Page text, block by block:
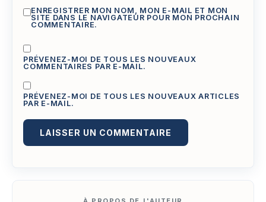
ENREGISTRER MON NOM, MON E-MAIL ET MON
SITE DANS LE NAVIGATEUR POUR MON PROCHAIN
COMMENTAIRE.
PRÉVENEZ-MOI DE TOUS LES NOUVEAUX
COMMENTAIRES PAR E-MAIL.
PRÉVENEZ-MOI DE TOUS LES NOUVEAUX ARTICLES
PAR E-MAIL.